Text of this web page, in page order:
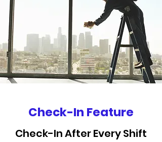
Check-In Feature
Check-In After Every Shift